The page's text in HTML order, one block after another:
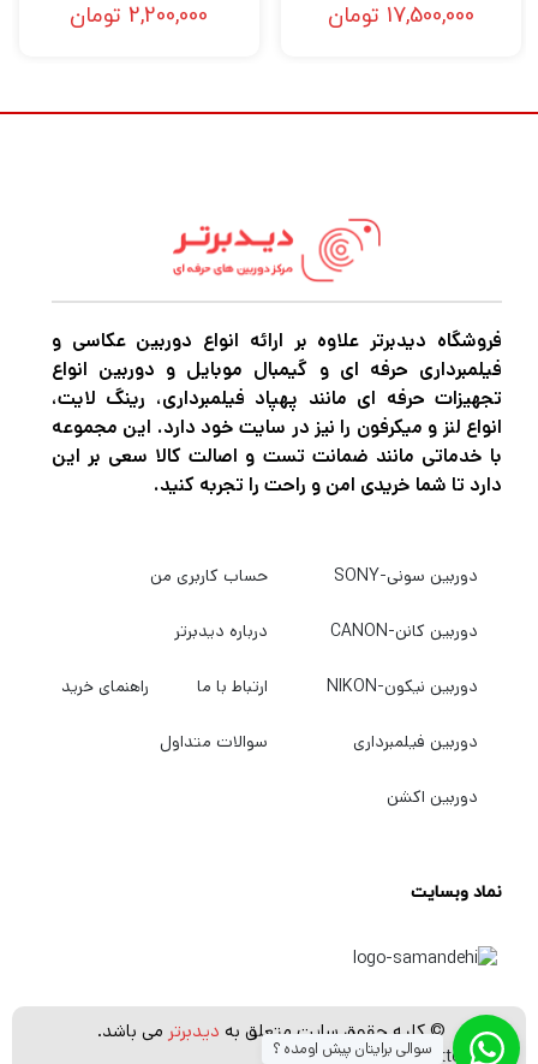
17,500,000 تومان 2,200,000 تومان
فروشگاه دیدبرتر علاوه بر ارائه انواع دوربین عکاسی و
فیلمبرداری حرفه ای و گیمبال موبایل و دوربین انواع
تجهیزات حرفه ای مانند پهپاد فیلمبرداری، رینگ لایت،
انواع لنز و میکرفون را نیز در سایت خود دارد. این مجموعه
با خدماتی مانند ضمانت تست و اصالت کالا سعی بر این
دارد تا شما خریدی امن و راحت را تجربه کنید.
دوربین سونی-SONY
دوربین کانن-CANON
دوربین نیکون-NIKON
دوربین فیلمبرداری
دوربین اکشن
حساب کاربری من
درباره دیدبرتر
ارتباط با ما راهنمای خرید
سوالات متداول
نماد وبسایت
© کلیه حقوق سایت متعلق به دیدبرتر می باشد.
[whatsapp_buttons] سوالی برایتان پیش اومده ؟